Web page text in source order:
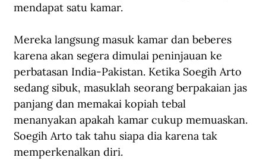
mendapat satu kamar.
Mereka langsung masuk kamar dan beberes
karena akan segera dimulai peninjauan ke
perbatasan India-Pakistan. Ketika Soegih Arto
sedang sibuk, masuklah seorang berpakaian jas
panjang dan memakai kopiah tebal
menanyakan apakah kamar cukup memuaskan.
Soegih Arto tak tahu siapa dia karena tak
memperkenalkan diri.